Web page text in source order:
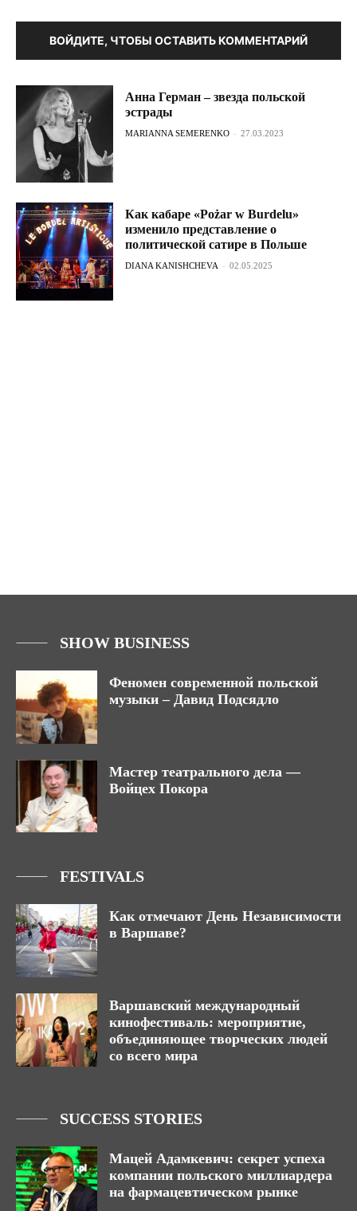
ВОЙДИТЕ, ЧТОБЫ ОСТАВИТЬ КОММЕНТАРИЙ
Анна Герман – звезда польской
эстрады
MARIANNA SEMERENKO - 27.03.2023
Как кабаре «Pożar w Burdelu»
изменило представление о
политической сатире в Польше
DIANA KANISHCHEVA - 02.05.2025
SHOW BUSINESS
Феномен современной польской
музыки – Давид Подсядло
Мастер театрального дела —
Войцех Покора
FESTIVALS
Как отмечают День Независимости
в Варшаве?
Варшавский международный
кинофестиваль: мероприятие,
объединяющее творческих людей
со всего мира
SUCCESS STORIES
Мацей Адамкевич: секрет успеха
компании польского миллиардера
на фармацевтическом рынке